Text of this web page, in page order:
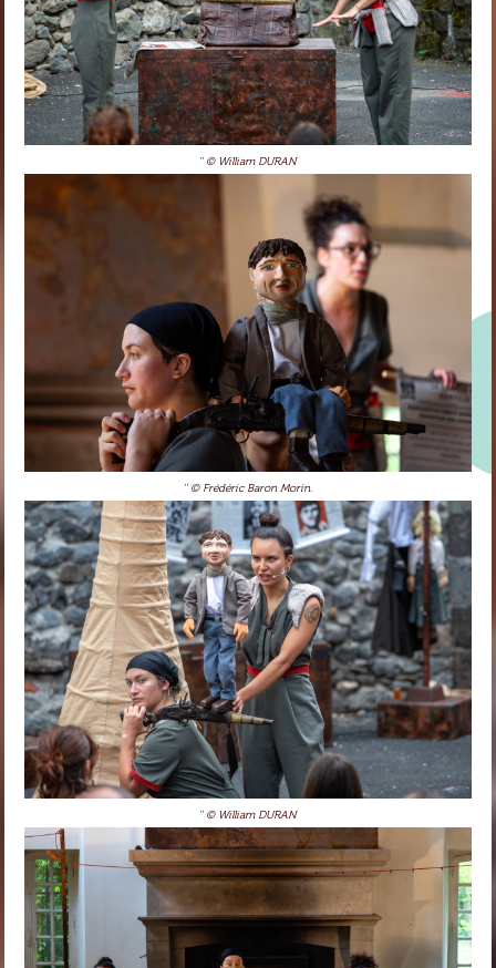
'' © William DURAN
'' © Frédéric Baron Morin.
'' © William DURAN